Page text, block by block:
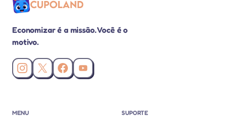
Economizar é a missão. Você é o
motivo.
Instagram da Cupoland
X (Twitter) da Cupoland
Facebook da Cupoland
Canal da Cupoland no YouTube
MENU SUPORTE